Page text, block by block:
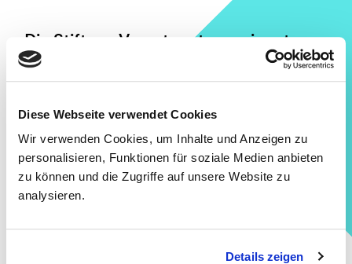
Diese Webseite verwendet Cookies
Wir verwenden Cookies, um Inhalte und Anzeigen zu
personalisieren, Funktionen für soziale Medien anbieten
zu können und die Zugriffe auf unsere Website zu
analysieren.
Details zeigen
Die Stiftung Verantwortungseigentum
wird von UnternehmerInnen und
Unternehmen gegründet und getragen
Verantwortungseigentum eine Stimme
zu geben. Genauso aber ist die Stiftung
Verantwortungseigentum auch ein
Forum, in dem die Vielstimmigkeit der
einzelnen Unternehmen ihren Raum
der Unternehmen in
Verantwortungseigentum wird